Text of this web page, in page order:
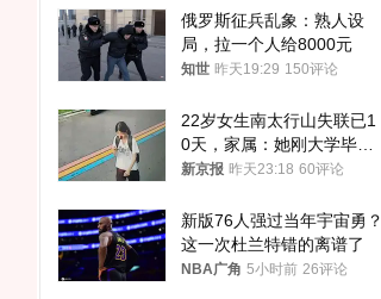
俄罗斯征兵乱象：熟人设
局，拉一个人给8000元
知世 昨天19:29 150评论
22岁女生南太行山失联已1
0天，家属：她刚大学毕业
想到山里旅行
新京报 昨天23:18 60评论
新版76人强过当年宇宙勇？
这一次杜兰特错的离谱了
NBA广角 5小时前 26评论